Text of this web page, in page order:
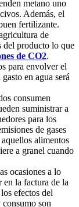
metano uno
Además, el
fertilizante.
de
del producto lo que
de CO2.
para envolver el
en agua será
consumen
suministrar a
para los
de gases
alimentos
a granel cuando
ocasiones a lo
en la factura de la
efectos del
son